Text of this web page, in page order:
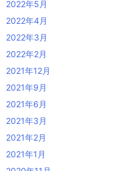
2022年5月
2022年4月
2022年3月
2022年2月
2021年12月
2021年9月
2021年6月
2021年3月
2021年2月
2021年1月